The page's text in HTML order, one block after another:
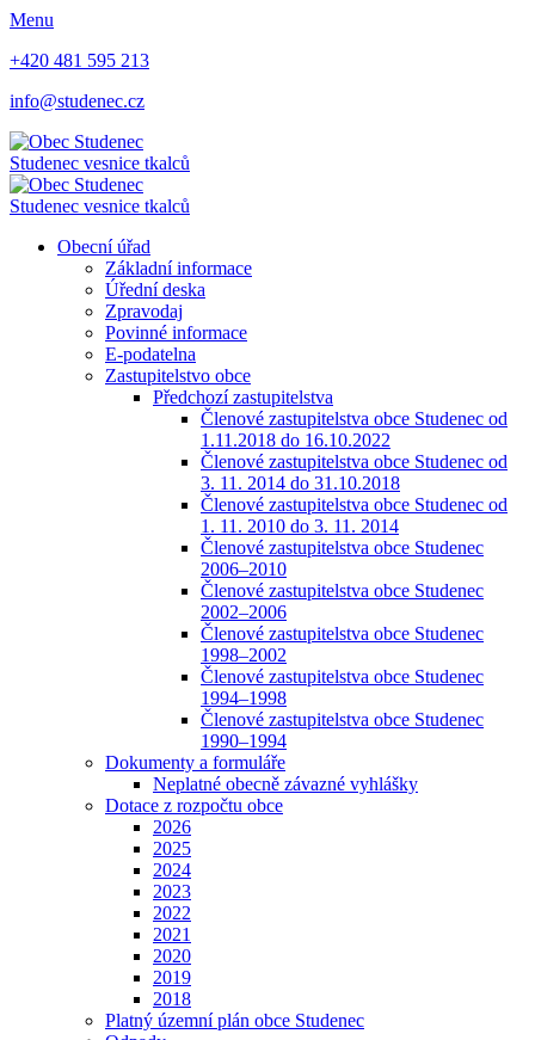
Menu
+420 481 595 213
info@studenec.cz
Studenec vesnice tkalců
Studenec vesnice tkalců
Obecní úřad
Základní informace
Úřední deska
Zpravodaj
Povinné informace
E-podatelna
Zastupitelstvo obce
Předchozí zastupitelstva
Členové zastupitelstva obce Studenec od
1.11.2018 do 16.10.2022
Členové zastupitelstva obce Studenec od
3. 11. 2014 do 31.10.2018
Členové zastupitelstva obce Studenec od
1. 11. 2010 do 3. 11. 2014
Členové zastupitelstva obce Studenec
2006–2010
Členové zastupitelstva obce Studenec
2002–2006
Členové zastupitelstva obce Studenec
1998–2002
Členové zastupitelstva obce Studenec
1994–1998
Členové zastupitelstva obce Studenec
1990–1994
Dokumenty a formuláře
Neplatné obecně závazné vyhlášky
Dotace z rozpočtu obce
2026
2025
2024
2023
2022
2021
2020
2019
2018
Platný územní plán obce Studenec